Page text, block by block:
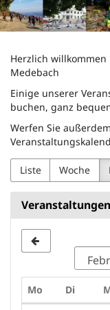
Zum
Haupt-
springen
Touristik-
mbH
Herzlich
Medebach
Einige unserer
buchen, ganz
Werfen Sie
Liste Woche
Mo Montag
Di